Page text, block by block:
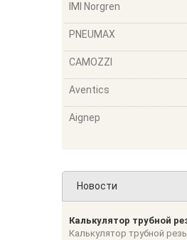
IMI Norgren
PNEUMAX
CAMOZZI
Aventics
Aignep
Новости
Калькулятор трубной
Калькулятор трубной